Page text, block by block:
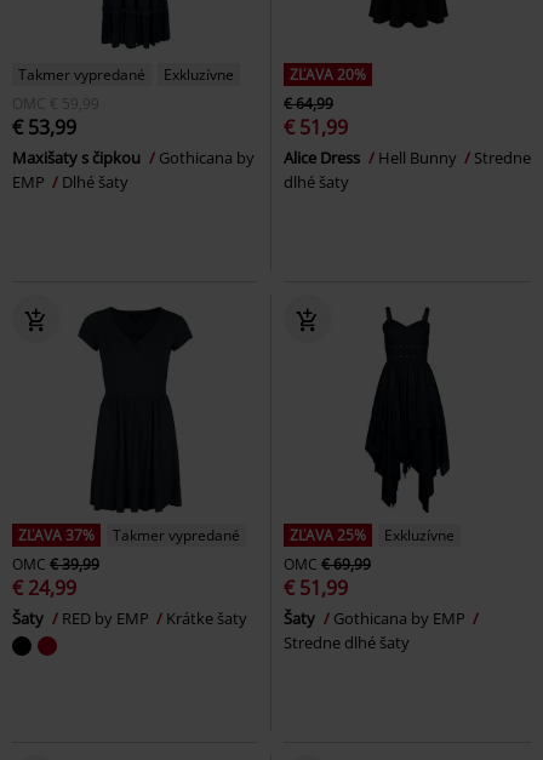
Takmer vypredané
Exkluzívne
OMC € 59,99
€ 53,99
Maxišaty s čipkou
Gothicana by
EMP
Dlhé šaty
ZĽAVA 20%
€ 64,99
€ 51,99
Alice Dress Hell Bunny
Stredne
dlhé šaty
ZĽAVA 37%
Takmer vypredané
OMC € 39,99
€ 24,99
Šaty RED by EMP Krátke šaty
ZĽAVA 25%
Exkluzívne
OMC € 69,99
€ 51,99
Šaty
Gothicana by EMP
Stredne dlhé šaty